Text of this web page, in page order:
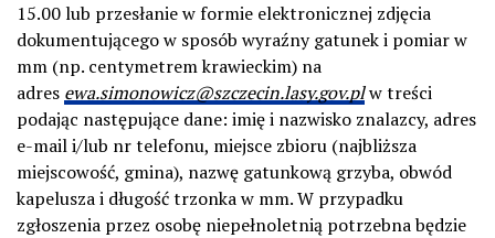
15.00 lub przesłanie w formie elektronicznej zdjęcia
dokumentującego w sposób wyraźny gatunek i pomiar w
mm (np. centymetrem krawieckim) na
adres ewa.simonowicz@szczecin.lasy.gov.plw treści
podając następujące dane: imię i nazwisko znalazcy, adres
e-mail i/lub nr telefonu, miejsce zbioru (najbliższa
miejscowość, gmina), nazwę gatunkową grzyba, obwód
kapelusza i długość trzonka w mm. W przypadku
zgłoszenia przez osobę niepełnoletnią potrzebna będzie